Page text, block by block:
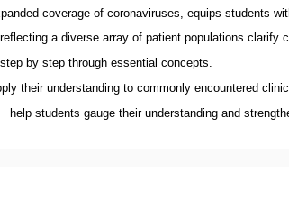
coverage of coronaviruses, equips students
a diverse array of patient populations clarify
by step through essential concepts.
their understanding to commonly encountered
students gauge their understanding and